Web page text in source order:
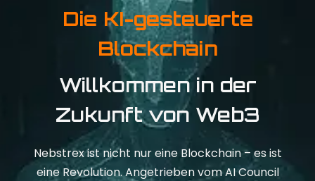
Die KI-gesteuerte
Blockchain
Willkommen in der
Zukunft von Web3
Nebstrex ist nicht nur eine Blockchain – es ist
eine Revolution. Angetrieben vom AI Council